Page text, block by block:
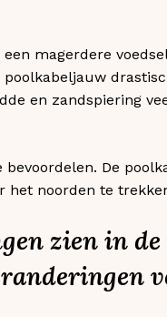
magerdere
poolkabeljauw
en zandspiering
bevoordelen. De
het noorden te
zien in